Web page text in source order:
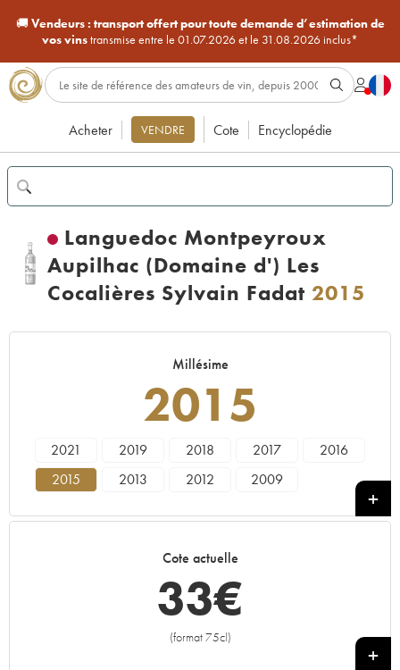
🚚Vendeurs : transport offert pour toute demande d’estimation de
vos vinstransmise entre le 01.07.2026 et le 31.08.2026 inclus*
Acheter VENDRE Cote Encyclopédie
Languedoc Montpeyroux
Aupilhac (Domaine d') Les
Cocalières Sylvain Fadat 2015
Millésime
2015
2021 2019 2018 2017
2016
2015
2013 2012 2009
Cote actuelle
33€
(format 75cl)
+